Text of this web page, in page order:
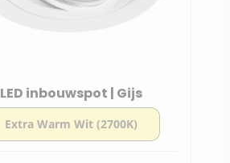
LED inbouwspot | Gijs